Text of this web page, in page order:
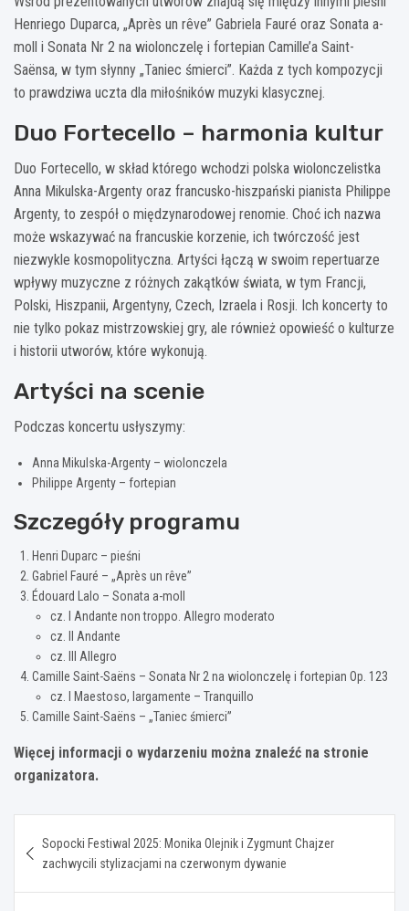
Henriego Duparca, „Après un rêve” Gabriela Fauré oraz Sonata a-
moll i Sonata Nr 2 na wiolonczelę i fortepian Camille’a Saint-
Saënsa, w tym słynny „Taniec śmierci”. Każda z tych kompozycji
to prawdziwa uczta dla miłośników muzyki klasycznej.
Duo Fortecello – harmonia kultur
Duo Fortecello, w skład którego wchodzi polska wiolonczelistka
Anna Mikulska-Argenty oraz francusko-hiszpański pianista Philippe
Argenty, to zespół o międzynarodowej renomie. Choć ich nazwa
może wskazywać na francuskie korzenie, ich twórczość jest
niezwykle kosmopolityczna. Artyści łączą w swoim repertuarze
wpływy muzyczne z różnych zakątków świata, w tym Francji,
Polski, Hiszpanii, Argentyny, Czech, Izraela i Rosji. Ich koncerty to
nie tylko pokaz mistrzowskiej gry, ale również opowieść o kulturze
i historii utworów, które wykonują.
Artyści na scenie
Podczas koncertu usłyszymy:
Anna Mikulska-Argenty – wiolonczela
Philippe Argenty – fortepian
Szczegóły programu
Henri Duparc – pieśni
Gabriel Fauré – „Après un rêve”
Édouard Lalo – Sonata a-moll
cz. I Andante non troppo. Allegro moderato
cz. II Andante
cz. III Allegro
Camille Saint-Saëns – Sonata Nr 2 na wiolonczelę i fortepian Op. 123
cz. I Maestoso, largamente – Tranquillo
Camille Saint-Saëns – „Taniec śmierci”
Więcej informacji o wydarzeniu można znaleźć na stronie
organizatora.
wpisu
Sopocki Festiwal 2025: Monika Olejnik i Zygmunt Chajzer
zachwycili stylizacjami na czerwonym dywanie